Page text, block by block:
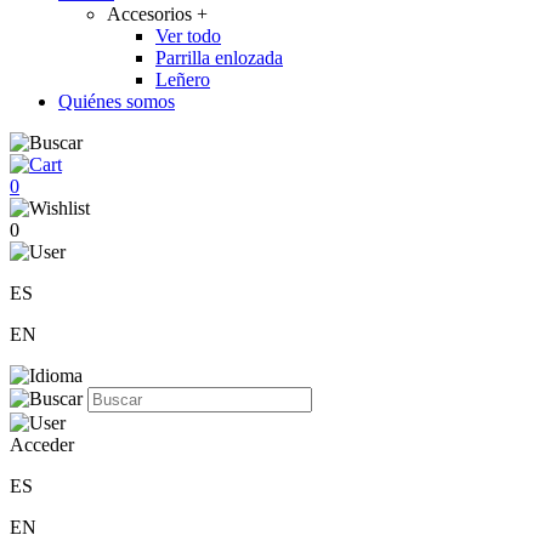
Accesorios +
Ver todo
Parrilla enlozada
Leñero
Quiénes somos
0
0
ES
EN
Acceder
ES
EN